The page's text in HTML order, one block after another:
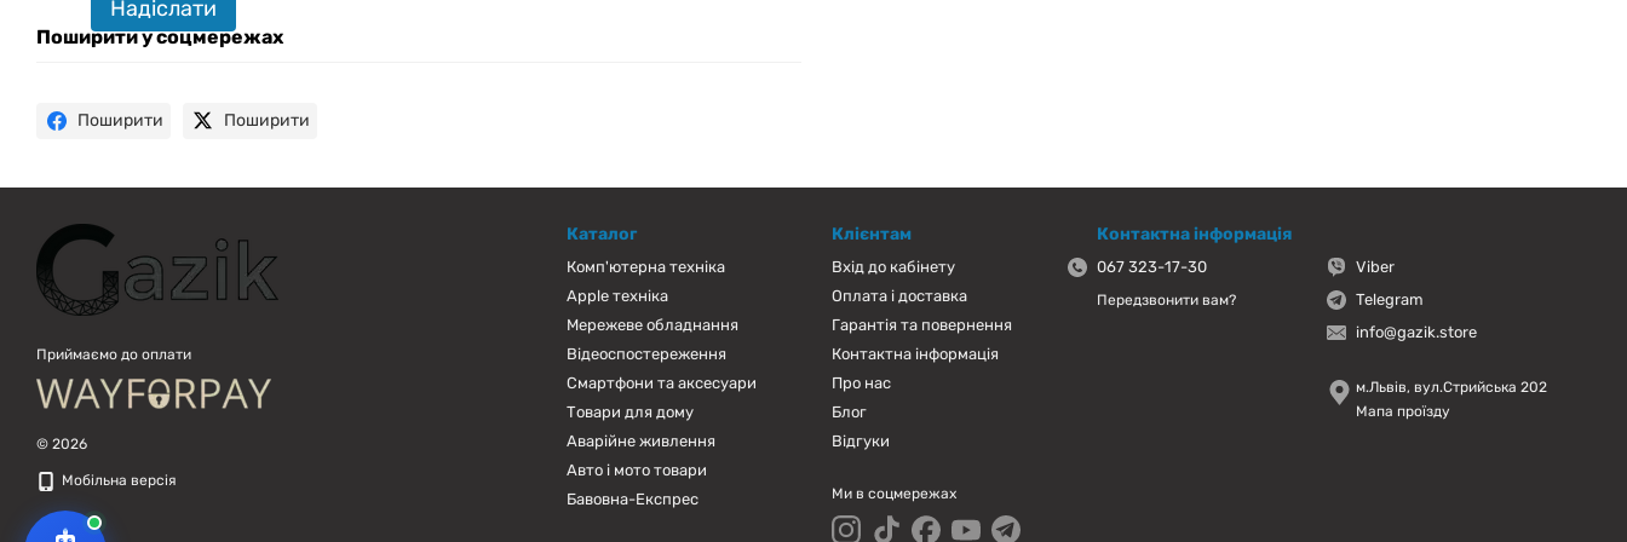
Надіслати
Поширити у соцмережах
Поширити Поширити
Приймаємо до оплати
© 2026
Мобільна версія
Каталог
Комп'ютерна техніка
Apple техніка
Мережеве обладнання
Відеоспостереження
Смартфони та аксесуари
Товари для дому
Аварійне живлення
Авто і мото товари
Бавовна-Експрес
Клієнтам
Вхід до кабінету
Оплата і доставка
Гарантія та повернення
Контактна інформація
Про нас
Блог
Відгуки
Ми в соцмережах
Контактна інформація
067 323-17-30
Передзвонити вам?
Viber
Telegram
info@gazik.store
м.Львів, вул.Стрийська 202
Мапа проїзду
підібрати вживану комп'ютерну
техніку. Що шукаєш?